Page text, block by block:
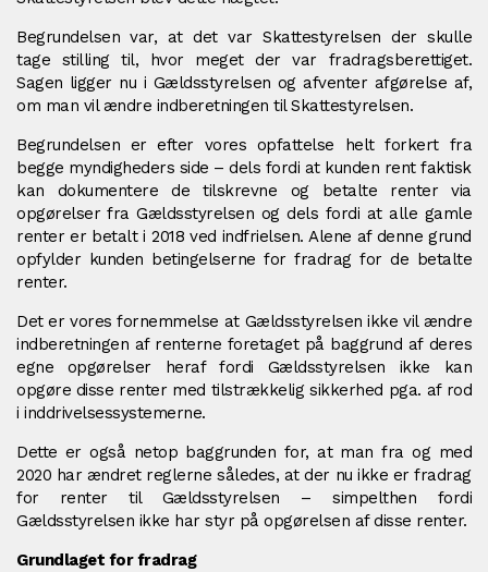
Begrundelsen var, at det var Skattestyrelsen der skulle
tage stilling til, hvor meget der var fradragsberettiget.
Sagen ligger nu i Gældsstyrelsen og afventer afgørelse af,
om man vil ændre indberetningen til Skattestyrelsen.
Begrundelsen er efter vores opfattelse helt forkert fra
begge myndigheders side – dels fordi at kunden rent faktisk
kan dokumentere de tilskrevne og betalte renter via
opgørelser fra Gældsstyrelsen og dels fordi at alle gamle
renter er betalt i 2018 ved indfrielsen. Alene af denne grund
opfylder kunden betingelserne for fradrag for de betalte
renter.
Det er vores fornemmelse at Gældsstyrelsen ikke vil ændre
indberetningen af renterne foretaget på baggrund af deres
egne opgørelser heraf fordi Gældsstyrelsen ikke kan
opgøre disse renter med tilstrækkelig sikkerhed pga. af rod
i inddrivelsessystemerne.
Dette er også netop baggrunden for, at man fra og med
2020 har ændret reglerne således, at der nu ikke er fradrag
for renter til Gældsstyrelsen – simpelthen fordi
Gældsstyrelsen ikke har styr på opgørelsen af disse renter.
Grundlaget for fradrag